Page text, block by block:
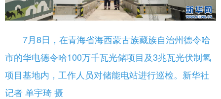
7月8日，在青海省海西蒙古族藏族自治州德令哈
市的华电德令哈100万千瓦光储项目及3兆瓦光伏制氢
项目基地内，工作人员对储能电站进行巡检。新华社
记者 单宇琦 摄